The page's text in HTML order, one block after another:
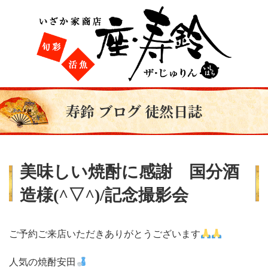
寿鈴 ブログ 徒然日誌
美味しい焼酎に感謝 国分酒
造様(^▽^)/記念撮影会
ご予約ご来店いただきありがとうございます
人気の焼酎安田